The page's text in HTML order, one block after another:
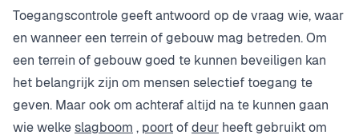
Toegangscontrole geeft antwoord op de vraag wie, waar
en wanneer een terrein of gebouw mag betreden. Om
een terrein of gebouw goed te kunnen beveiligen kan
het belangrijk zijn om mensen selectief toegang te
geven. Maar ook om achteraf altijd na te kunnen gaan
wie welkeslagboom , poortofdeur heeft gebruikt om